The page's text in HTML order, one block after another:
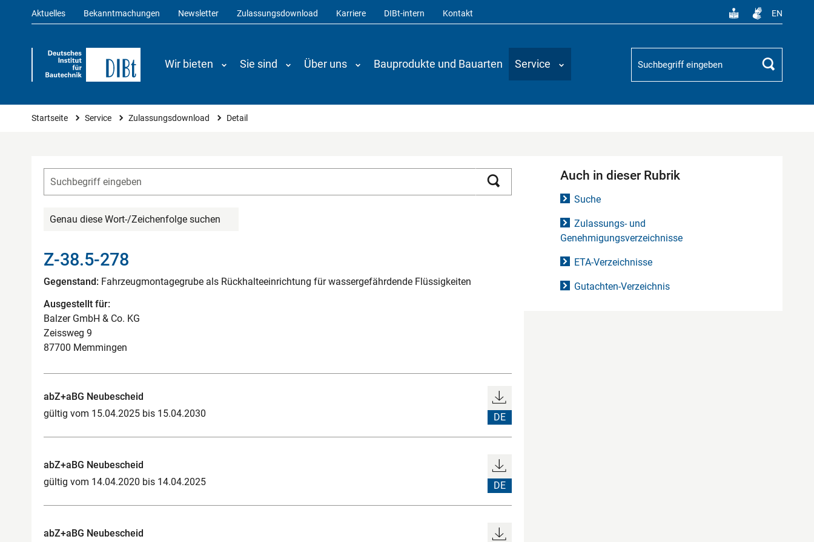
Aktuelles Bekanntmachungen Newsletter Zulassungsdownload Karriere DIBt-intern Kontakt EN
Wir bieten Sie sind Über uns Bauprodukte und Bauarten Service
Suchbegriff
Suchen
Sie sind hier
Startseite Service Zulassungsdownload Detail
Genau diese Wort-/Zeichenfolge suchen
Z-38.5-278
Gegenstand: Fahrzeugmontagegrube als Rückhalteeinrichtung für wassergefährdende Flüssigkeiten
Ausgestellt für:
Balzer GmbH & Co. KG
Zeissweg 9
87700 Memmingen
abZ+aBG Neubescheid
gültig vom 15.04.2025 bis 15.04.2030
DE
abZ+aBG Neubescheid
gültig vom 14.04.2020 bis 14.04.2025
DE
abZ+aBG Neubescheid
Auch in dieser Rubrik
Suche
Zulassungs- und
Genehmigungsverzeichnisse
ETA-Verzeichnisse
Gutachten-Verzeichnis